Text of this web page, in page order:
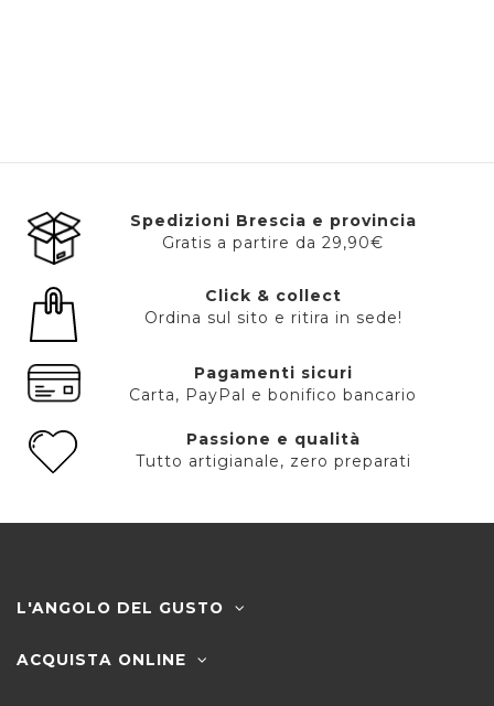
Spedizioni Brescia e provincia
Gratis a partire da 29,90€
Click & collect
Ordina sul sito e ritira in sede!
Pagamenti sicuri
Carta, PayPal e bonifico bancario
Passione e qualità
Tutto artigianale, zero preparati
L'ANGOLO DEL GUSTO
ACQUISTA ONLINE